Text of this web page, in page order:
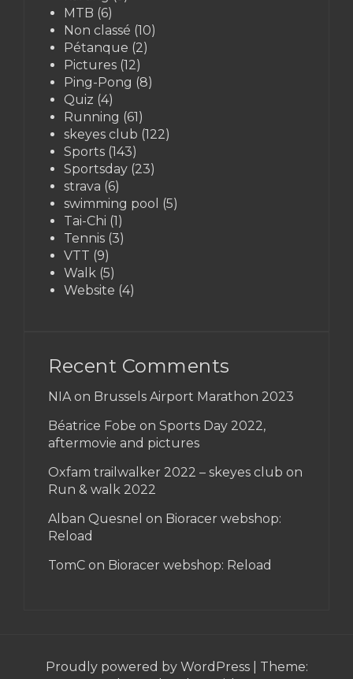
MTB (6)
Non classé (10)
Pétanque (2)
Pictures (12)
Ping-Pong (8)
Quiz (4)
Running (61)
skeyes club (122)
Sports (143)
Sportsday (23)
strava (6)
swimming pool (5)
Tai-Chi (1)
Tennis (3)
VTT (9)
Walk (5)
Website (4)
Recent Comments
NIA on Brussels Airport Marathon 2023
Béatrice Fobe on Sports Day 2022,
aftermovie and pictures
Oxfam trailwalker 2022 – skeyes club on
Run & walk 2022
Alban Quesnel on Bioracer webshop:
Reload
TomC on Bioracer webshop: Reload
Proudly powered by WordPress
Theme: